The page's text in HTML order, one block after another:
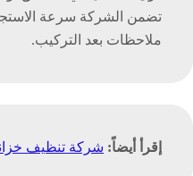
تضمن الشركة سرعة
ملاحظات بعد التركيب.
إقرأ أيضاً: شركة تنظيف